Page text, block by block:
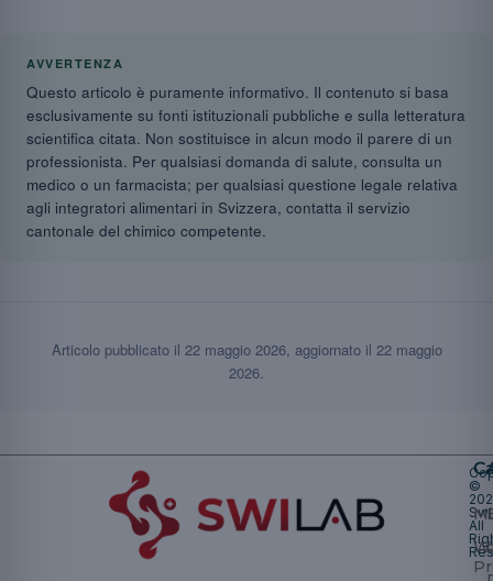
AVVERTENZA
Questo articolo è puramente informativo. Il contenuto si basa
esclusivamente su fonti istituzionali pubbliche e sulla letteratura
scientifica citata. Non sostituisce in alcun modo il parere di un
professionista. Per qualsiasi domanda di salute, consulta un
medico o un farmacista; per qualsiasi questione legale relativa
agli integratori alimentari in Svizzera, contatta il servizio
cantonale del chimico competente.
Articolo pubblicato il 22 maggio 2026, aggiornato il 22 maggio
2026
©
All